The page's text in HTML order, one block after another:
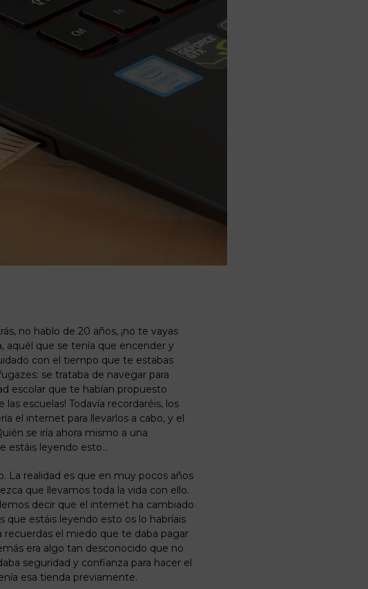
no hablo de 20 años, ¡no te vayas
aquél que se tenía que encender y
con el tiempo que te estabas
: se trataba de navegar para
escolar que te habían propuesto
las escuelas! Todavía recordaréis, los
el internet para llevarlos a cabo, y el
se iría ahora mismo a una
estáis leyendo esto…
La realidad es que en muy pocos años
que llevamos toda la vida con ello.
decir que el internet ha cambiado
estáis leyendo esto os lo habríais
recuerdas el miedo que te daba pagar
era algo tan desconocido que no
seguridad y confianza para hacer el
esa tienda previamente.